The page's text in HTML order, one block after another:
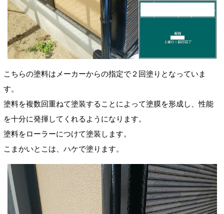
こちらの塗料はメーカーからの指定で２回塗りとなっていま
す。
塗料を複数回重ねて塗装することによって塗膜を形成し、性能
を十分に発揮してくれるようになります。
塗料をローラーにつけて塗装します。
こまかいとこは、ハケで塗ります。